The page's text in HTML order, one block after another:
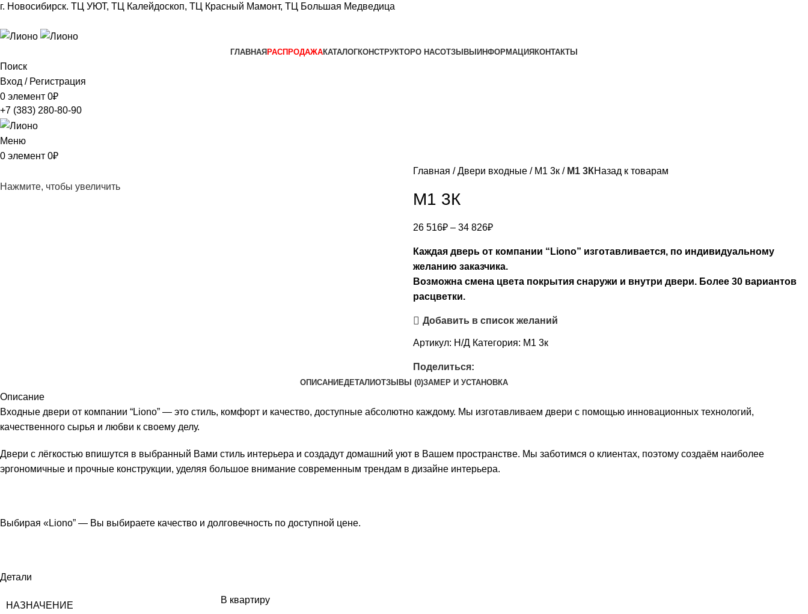
г. Новосибирск. ТЦ УЮТ, ТЦ Калейдоскоп, ТЦ Красный Мамонт, ТЦ Большая Медведица​
ГЛАВНАЯ РАСПРОДАЖАКАТАЛОГКОНСТРУКТОРО НАСОТЗЫВЫ ИНФОРМАЦИЯ КОНТАКТЫ
Поиск
Вход / Регистрация
0 элемент 0₽
+7 (383) 280-80-90
Меню
0 элемент 0₽
Нажмите, чтобы увеличить
Главная Двери входные М1 3к M1 3КНазад к товарам
M1 3К
26 516₽ – 34 826₽
Каждая дверь от компании “Liono” изготавливается, по индивидуальному
желанию заказчика.
Возможна смена цвета покрытия снаружи и внутри двери. Более 30 вариантов
расцветки.
Добавить в список желаний
Артикул: Н/Д Категория: М1 3к
Поделиться:
ОПИСАНИЕДЕТАЛИОТЗЫВЫ (0)ЗАМЕР И УСТАНОВКА
Описание
Входные двери от компании “Liono” — это стиль, комфорт и качество, доступные абсолютно каждому. Мы изготавливаем двери с помощью инновационных технологий,
качественного сырья и любви к своему делу.
Двери с лёгкостью впишутся в выбранный Вами стиль интерьера и создадут домашний уют в Вашем пространстве. Мы заботимся о клиентах, поэтому создаём наиболее
эргономичные и прочные конструкции, уделяя большое внимание современным трендам в дизайне интерьера.
Выбирая «Liono” — Вы выбираете качество и долговечность по доступной цене.
Детали
НАЗНАЧЕНИЕ
В квартиру